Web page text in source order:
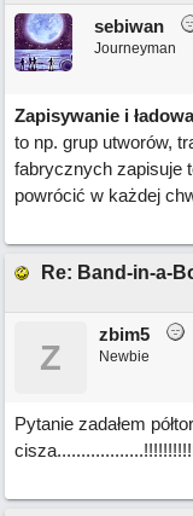
sebiwan
Journeyman
Zapisywanie i
to np. grup utworów,
fabrycznych zapisuje
powrócić w każdej
Z
zbim5
Newbie
Pytanie zadałem